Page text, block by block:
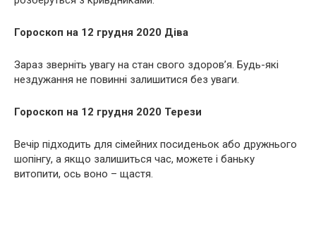
Гороскоп на 12 грудня 2020 Діва
Зараз зверніть увагу на стан свого здоров’я. Будь-які
нездужання не повинні залишитися без уваги.
Гороскоп на 12 грудня 2020 Терези
Вечір підходить для сімейних посиденьок або дружнього
шопінгу, а якщо залишиться час, можете і баньку
витопити, ось воно – щастя.